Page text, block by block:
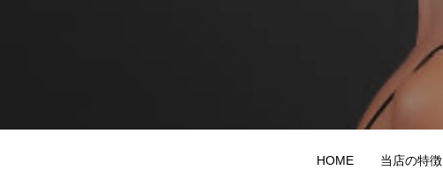
HOME 当店の特徴